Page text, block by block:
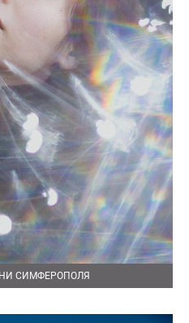
СИМФЕРОПОЛЯ